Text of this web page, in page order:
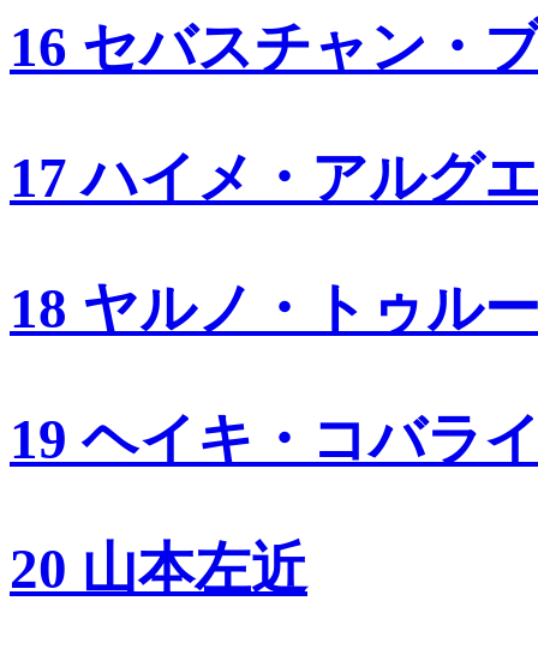
16 セバスチャン・
17 ハイメ・アルグ
18 ヤルノ・トゥル
19 ヘイキ・コバラ
20 山本左近